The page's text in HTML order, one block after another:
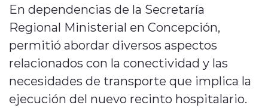
En dependencias de la Secretaría
Regional Ministerial en Concepción,
permitió abordar diversos aspectos
relacionados con la conectividad y las
necesidades de transporte que implica la
ejecución del nuevo recinto hospitalario.